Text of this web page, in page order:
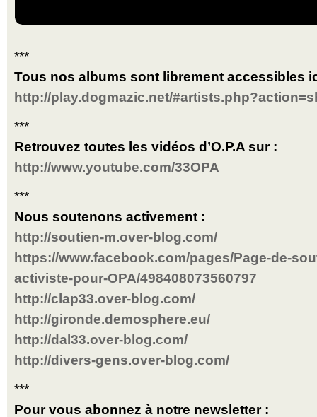
***
Tous nos albums sont librement accessibles
http://play.dogmazic.net/
***
Retrouvez toutes les vidéos d’O.P.A sur :
http://www.youtube.com/33OPA
***
Nous soutenons activement :
http://soutien-m.over-blog.com/
https://www.facebook.com/pages/Page-de-
activiste-pour-OPA/498408073560797
http://clap33.over-blog.com/
http://gironde.demosphere.eu/
http://dal33.over-blog.com/
http://divers-gens.over-blog.com/
***
Pour vous abonnez à notre newsletter :